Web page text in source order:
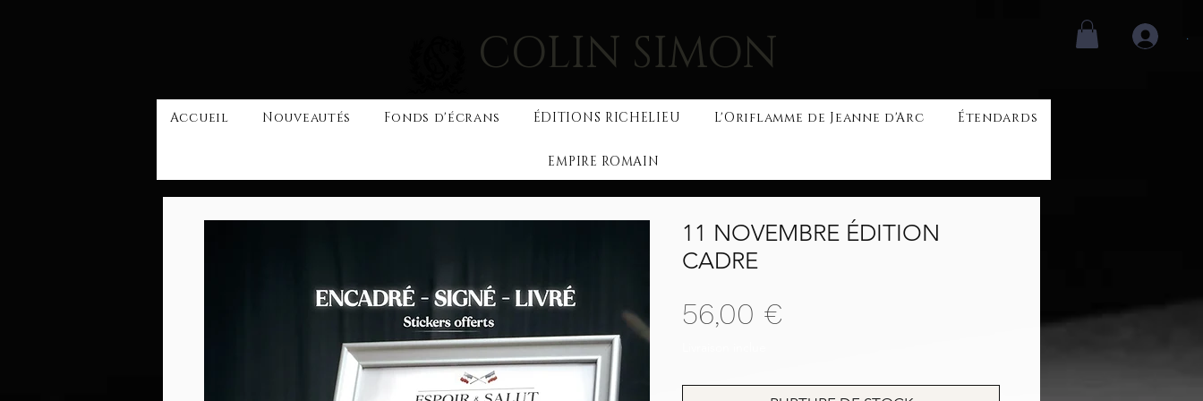
.
COLIN SIMON
Accueil Nouveautés Fonds d'écrans ÉDITIONS RICHELIEU L'Oriflamme de Jeanne d'Arc Étendards
EMPIRE ROMAIN
11 NOVEMBRE ÉDITION
CADRE
56,00 €